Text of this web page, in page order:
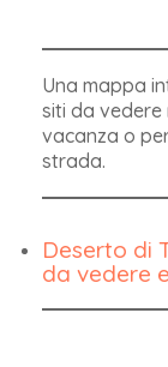
Una mappa
siti da
vacanza o
strada.
Deserto di
da vedere